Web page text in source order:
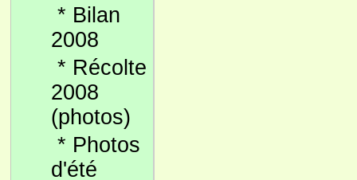
* Bilan
2008
* Récolte
2008
(photos)
* Photos
d'été